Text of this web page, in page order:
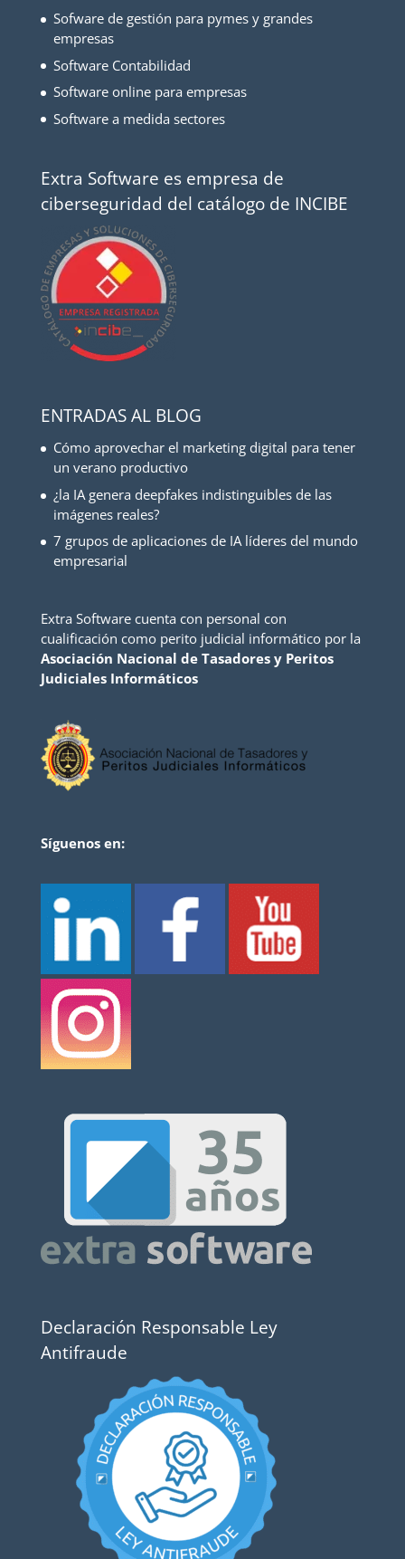
Sofware de gestión para pymes y grandes
empresas
Software Contabilidad
Software online para empresas
Software a medida sectores
Extra Software es empresa de
ciberseguridad del catálogo de INCIBE
ENTRADAS AL BLOG
Cómo aprovechar el marketing digital para tener
un verano productivo
¿la IA genera deepfakes indistinguibles de las
imágenes reales?
7 grupos de aplicaciones de IA líderes del mundo
empresarial
Extra Software cuenta con personal con
cualificación como perito judicial informático por la
Asociación Nacional de Tasadores y Peritos
Judiciales Informáticos
Síguenos en:
Declaración Responsable Ley
Antifraude